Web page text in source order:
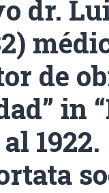
dr.
de
in
1922.